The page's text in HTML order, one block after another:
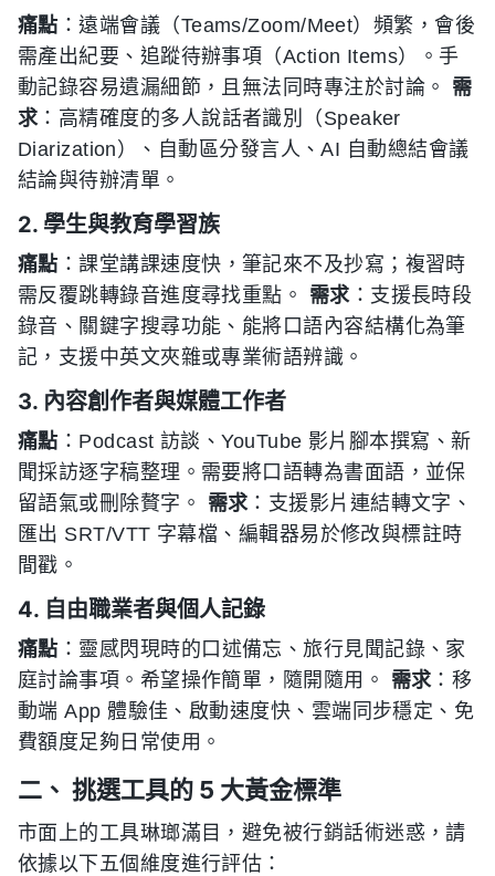
痛點 ：遠端會議（Teams/Zoom/Meet）頻繁，會後
需產出紀要、追蹤待辦事項（Action Items）。手
動記錄容易遺漏細節，且無法同時專注於討論。 需
求：高精確度的多人說話者識別（Speaker
Diarization）、自動區分發言人、AI 自動總結會議
結論與待辦清單。
2. 學生與教育學習族
痛點 ：課堂講課速度快，筆記來不及抄寫；複習時
需反覆跳轉錄音進度尋找重點。 需求：支援長時段
錄音、關鍵字搜尋功能、能將口語內容結構化為筆
記，支援中英文夾雜或專業術語辨識。
3. 內容創作者與媒體工作者
痛點 ：Podcast 訪談、YouTube 影片腳本撰寫、新
聞採訪逐字稿整理。需要將口語轉為書面語，並保
留語氣或刪除贅字。 需求：支援影片連結轉文字、
匯出 SRT/VTT 字幕檔、編輯器易於修改與標註時
間戳。
4. 自由職業者與個人記錄
痛點 ：靈感閃現時的口述備忘、旅行見聞記錄、家
庭討論事項。希望操作簡單，隨開隨用。 需求：移
動端 App 體驗佳、啟動速度快、雲端同步穩定、免
費額度足夠日常使用。
二、 挑選工具的 5 大黃金標準
市面上的工具琳瑯滿目，避免被行銷話術迷惑，請
依據以下五個維度進行評估：